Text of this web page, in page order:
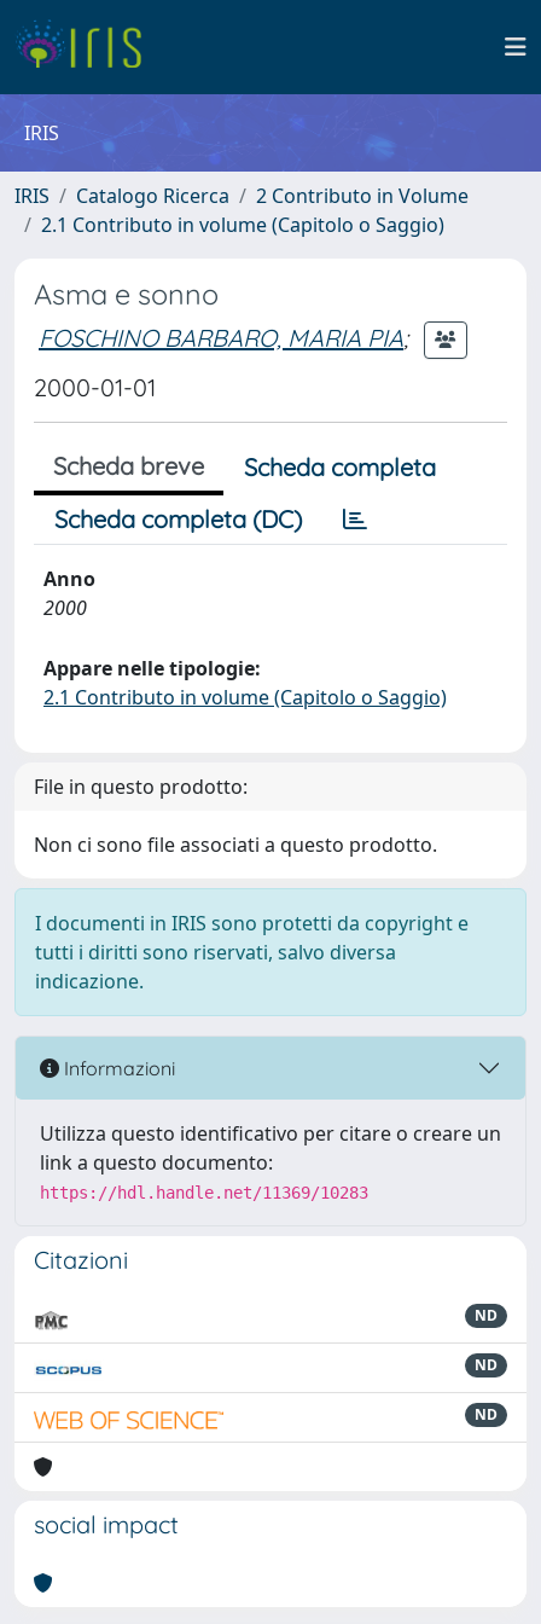
IRIS
IRIS Catalogo Ricerca
2 Contributo in Volume
2.1 Contributo in volume (Capitolo o Saggio)
Asma e sonno
FOSCHINO BARBARO, MARIA PIA;
2000-01-01
Scheda breve
Scheda completa
Scheda completa (DC)
Anno
2000
Appare nelle tipologie:
2.1 Contributo in volume (Capitolo o Saggio)
File in questo prodotto:
Non ci sono file associati a questo prodotto.
I documenti in IRIS sono protetti da copyright e
tutti i diritti sono riservati, salvo diversa
indicazione.
Informazioni
Utilizza questo identificativo per citare o creare un
link a questo documento:
https://hdl.handle.net/11369/10283
Citazioni
ND
ND
ND
social impact